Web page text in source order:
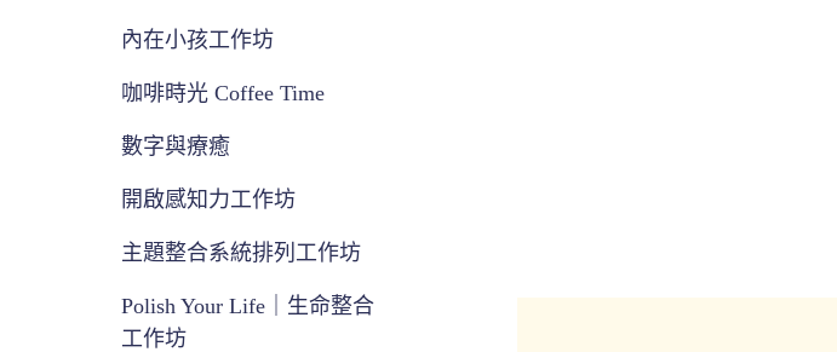
內在小孩工作坊
咖啡時光 Coffee Time
數字與療癒
開啟感知力工作坊
主題整合系統排列工作坊
Polish Your Life｜生命整合
工作坊